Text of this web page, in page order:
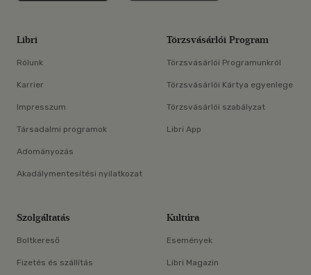
Libri
Rólunk
Karrier
Impresszum
Társadalmi programok
Adományozás
Akadálymentesítési nyilatkozat
Törzsvásárlói Program
Törzsvásárlói Programunkról
Törzsvásárlói Kártya egyenlege
Törzsvásárlói szabályzat
Libri App
Szolgáltatás
Boltkereső
Fizetés és szállítás
Kultúra
Események
Libri Magazin